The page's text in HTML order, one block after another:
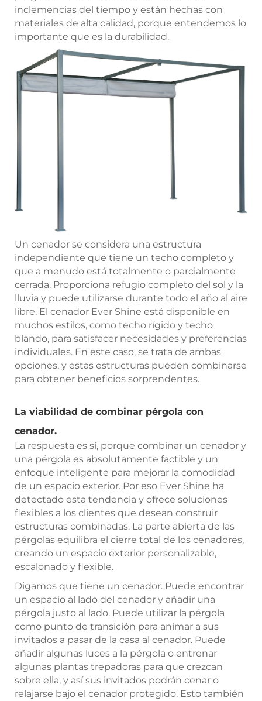
inclemencias del tiempo y están hechas con
materiales de alta calidad, porque entendemos lo
importante que es la durabilidad.
Un cenador se considera una estructura
independiente que tiene un techo completo y
que a menudo está totalmente o parcialmente
cerrada. Proporciona refugio completo del sol y la
lluvia y puede utilizarse durante todo el año al aire
libre. El cenador Ever Shine está disponible en
muchos estilos, como techo rígido y techo
blando, para satisfacer necesidades y preferencias
individuales. En este caso, se trata de ambas
opciones, y estas estructuras pueden combinarse
para obtener beneficios sorprendentes.
La viabilidad de combinar pérgola con
cenador.
La respuesta es sí, porque combinar un cenador y
una pérgola es absolutamente factible y un
enfoque inteligente para mejorar la comodidad
de un espacio exterior. Por eso Ever Shine ha
detectado esta tendencia y ofrece soluciones
flexibles a los clientes que desean construir
estructuras combinadas. La parte abierta de las
pérgolas equilibra el cierre total de los cenadores,
creando un espacio exterior personalizable,
escalonado y flexible.
Digamos que tiene un cenador. Puede encontrar
un espacio al lado del cenador y añadir una
pérgola justo al lado. Puede utilizar la pérgola
como punto de transición para animar a sus
invitados a pasar de la casa al cenador. Puede
añadir algunas luces a la pérgola o entrenar
algunas plantas trepadoras para que crezcan
sobre ella, y así sus invitados podrán cenar o
relajarse bajo el cenador protegido. Esto también